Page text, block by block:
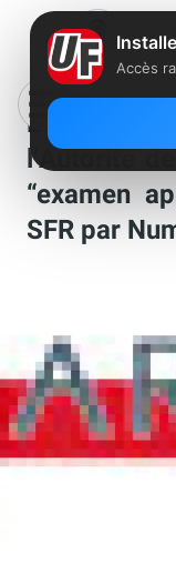
L’ARCEP
l’Autorité
“examen
SFR par
Accès